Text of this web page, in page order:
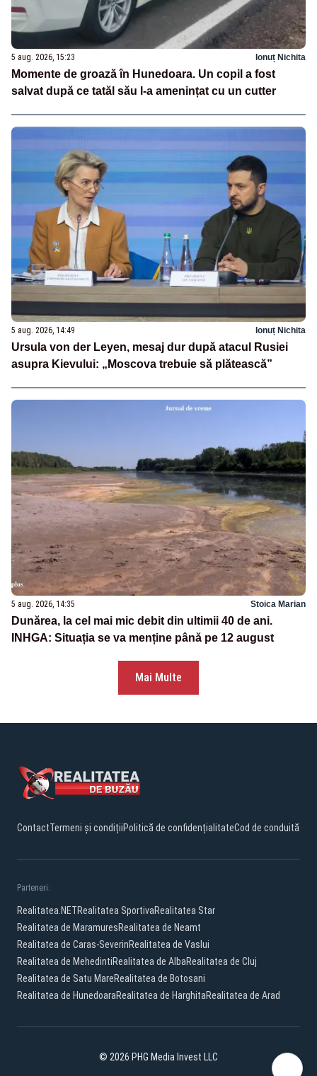
5 aug. 2026, 15:23 Ionuț Nichita
Momente de groază în Hunedoara. Un copil a fost
salvat după ce tatăl său l-a amenințat cu un cutter
5 aug. 2026, 14:49 Ionuț Nichita
Ursula von der Leyen, mesaj dur după atacul Rusiei
asupra Kievului: „Moscova trebuie să plătească”
5 aug. 2026, 14:35 Stoica Marian
Dunărea, la cel mai mic debit din ultimii 40 de ani.
INHGA: Situația se va menține până pe 12 august
Mai Multe
ContactTermeni și condițiiPolitică de confidențialitateCod de conduită
Parteneri:
Realitatea.NETRealitatea SportivaRealitatea Star
Realitatea de MaramuresRealitatea de Neamt
Realitatea de Caras-SeverinRealitatea de Vaslui
Realitatea de MehedintiRealitatea de AlbaRealitatea de Cluj
Realitatea de Satu MareRealitatea de Botosani
Realitatea de HunedoaraRealitatea de HarghitaRealitatea de Arad
© 2026 PHG Media Invest LLC